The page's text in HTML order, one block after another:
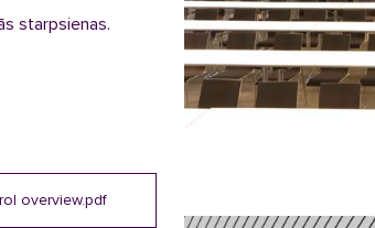
starpsienas.
overview.pdf